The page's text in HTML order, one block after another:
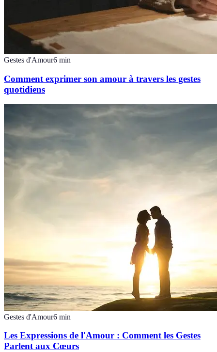
Gestes d'Amour6 min
Comment exprimer son amour à travers les gestes
quotidiens
Gestes d'Amour6 min
Les Expressions de l'Amour : Comment les Gestes
Parlent aux Cœurs